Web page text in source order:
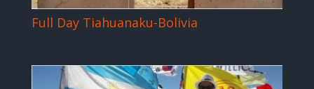
Full Day Tiahuanaku-Bolivia